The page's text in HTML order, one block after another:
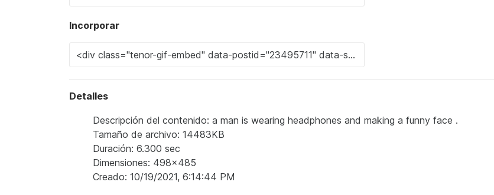
Incorporar
Detalles
Descripción del contenido: a man is wearing headphones and making a funny face .
Tamaño de archivo: 14483KB
Duración: 6.300 sec
Dimensiones: 498x485
Creado: 10/19/2021, 6:14:44 PM